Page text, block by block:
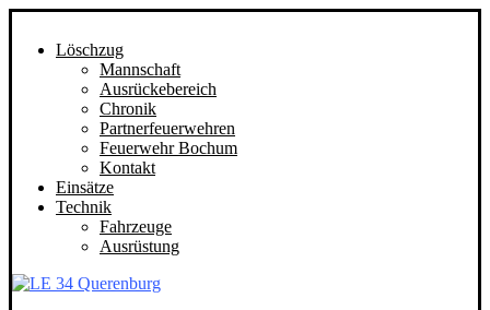
Löschzug
Mannschaft
Ausrückebereich
Chronik
Partnerfeuerwehren
Feuerwehr Bochum
Kontakt
Einsätze
Technik
Fahrzeuge
Ausrüstung